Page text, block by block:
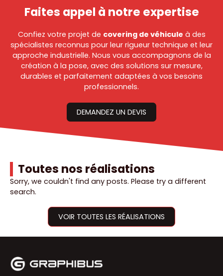
Faites appel à notre expertise
Confiez votre projet de covering de véhicule à des
spécialistes reconnus pour leur rigueur technique et leur
approche industrielle. Nous vous accompagnons de la
création à la pose, avec des solutions sur mesure,
durables et parfaitement adaptées à vos besoins
professionnels.
DEMANDEZ UN DEVIS
Toutes nos réalisations
Sorry, we couldn't find any posts. Please try a different
search.
VOIR TOUTES LES RÉALISATIONS